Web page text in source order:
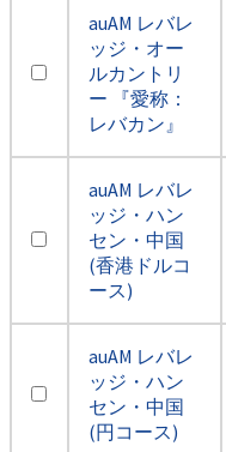
auAM レバレ
ッジ・オー
ルカントリ
ー 『愛称：
レバカン』
auAM レバレ
ッジ・ハン
セン・中国
(香港ドルコ
ース)
auAM レバレ
ッジ・ハン
セン・中国
(円コース)